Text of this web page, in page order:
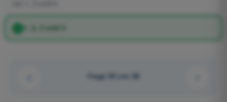
1, 2, 3 und 4
Frage 93 von 96